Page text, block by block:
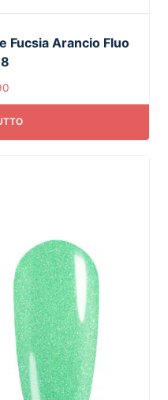
Fucsia Arancio Fluo